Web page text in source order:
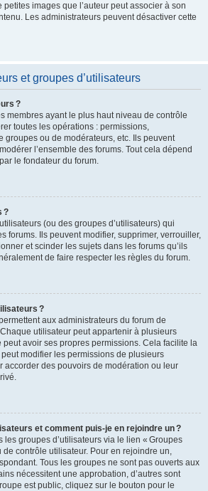
petites images que l’auteur peut associer à son
Les administrateurs peuvent désactiver cette
et groupes d’utilisateurs
?
membres ayant le plus haut niveau de contrôle
toutes les opérations : permissions,
groupes ou de modérateurs, etc. Ils peuvent
l’ensemble des forums. Tout cela dépend
le fondateur du forum.
?
(ou des groupes d’utilisateurs) qui
forums. Ils peuvent modifier, supprimer, verrouiller,
et scinder les sujets dans les forums qu’ils
de faire respecter les règles du forum.
?
aux administrateurs du forum de
utilisateur peut appartenir à plusieurs
avoir ses propres permissions. Cela facilite la
modifier les permissions de plusieurs
accorder des pouvoirs de modération ou leur
et comment puis-je en rejoindre un ?
les groupes d’utilisateurs via le lien « Groupes
de contrôle utilisateur. Pour en rejoindre un,
Tous les groupes ne sont pas ouverts aux
nécessitent une approbation, d’autres sont
est public, cliquez sur le bouton pour le